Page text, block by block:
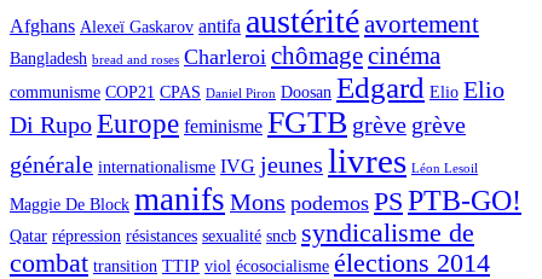
Afghans Alexeï Gaskarov antifa austéritéavortement
Bangladesh bread and roses Charleroi chômagecinéma
communisme COP21 CPAS Daniel Piron Doosan Edgard Elio Elio
Di RupoEurope feminisme FGTB grève grève
générale internationalisme IVG jeunes livres Léon Lesoil
Maggie De Block manifs Mons podemos PS PTB-GO!
Qatar répression résistances sexualité sncb syndicalisme de
combat transition TTIP viol écosocialisme élections 2014